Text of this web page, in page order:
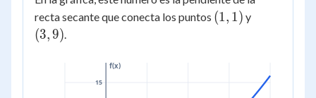
recta secante que conecta los puntos (1,
(1, 1) y
(3,9).
15
f(x)